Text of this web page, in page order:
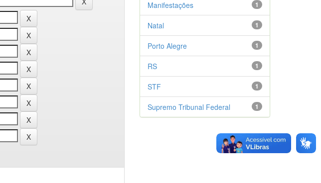
1
Manifestações
1
Natal
1
Porto Alegre
1
RS
1
STF
1
Supremo Tribunal Federal